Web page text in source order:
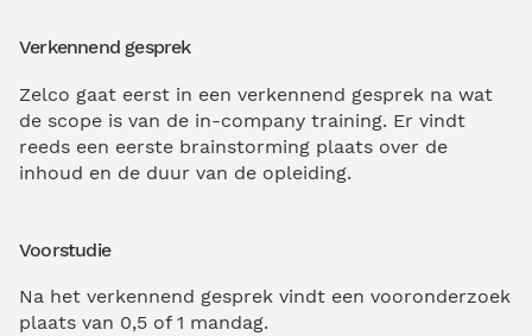
Verkennend gesprek
Zelco gaat eerst in een verkennend gesprek na wat
de scope is van de in-company training. Er vindt
reeds een eerste brainstorming plaats over de
inhoud en de duur van de opleiding.
Voorstudie
Na het verkennend gesprek vindt een vooronderzoek
plaats van 0,5 of 1 mandag.